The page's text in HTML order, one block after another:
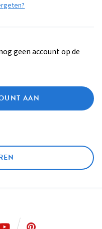
geen account op de
AAN